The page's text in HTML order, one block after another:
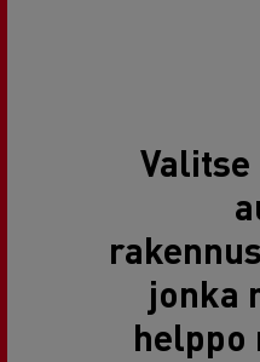
jonka
helppo